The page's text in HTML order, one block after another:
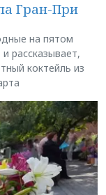
Гран-При
на пятом
рассказывает,
коктейль из